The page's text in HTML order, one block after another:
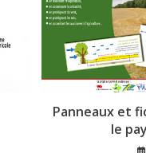
Panneaux et
le